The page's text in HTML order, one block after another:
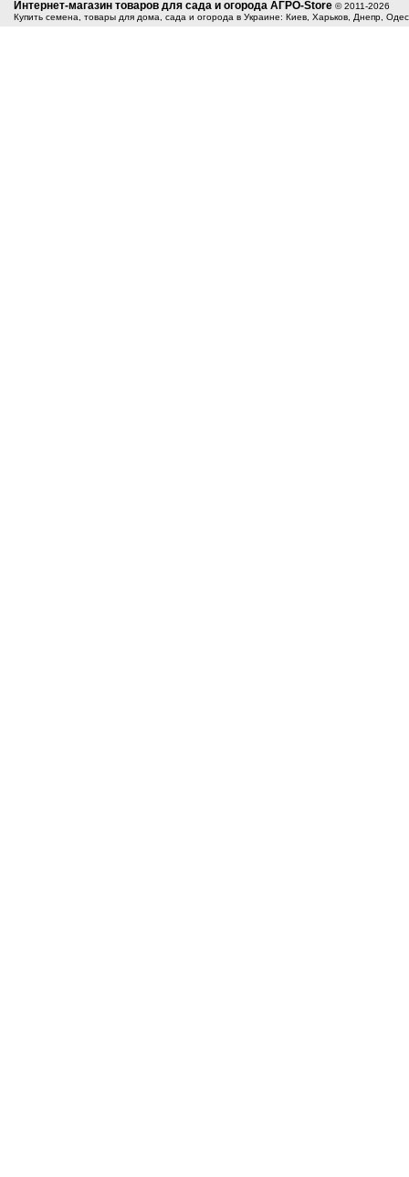
Интернет-магазин товаров для сада и огорода АГРО-Store © 2011-2026
Купить семена, товары для дома, сада и огорода в Украине: Киев, Харьков, Днепр,